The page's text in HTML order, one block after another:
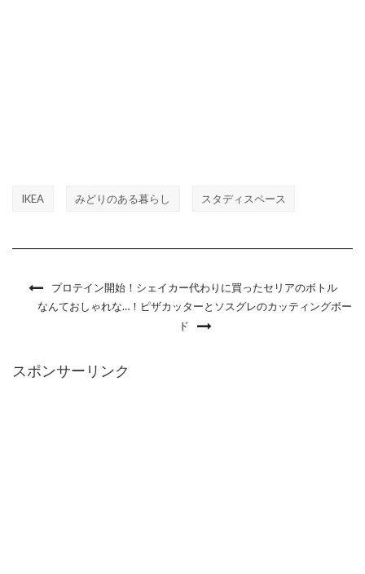
IKEA みどりのある暮らし スタディスペース
プロテイン開始！シェイカー代わりに買ったセリアのボトル
なんておしゃれな…！ピザカッターとソスグレのカッティングボー
ド
スポンサーリンク